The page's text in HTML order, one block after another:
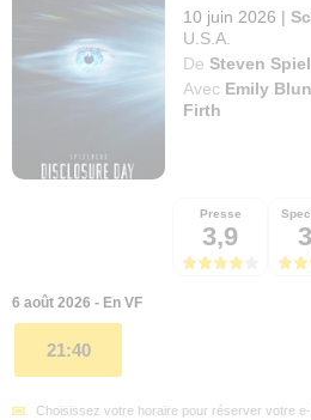
10 juin 2026 |
U.S.A.
De Steven
Avec Emily
Firth
Presse
3,9
6 août 2026 - En VF
21:40
Choisissez votre horaire pour réserver votre e-